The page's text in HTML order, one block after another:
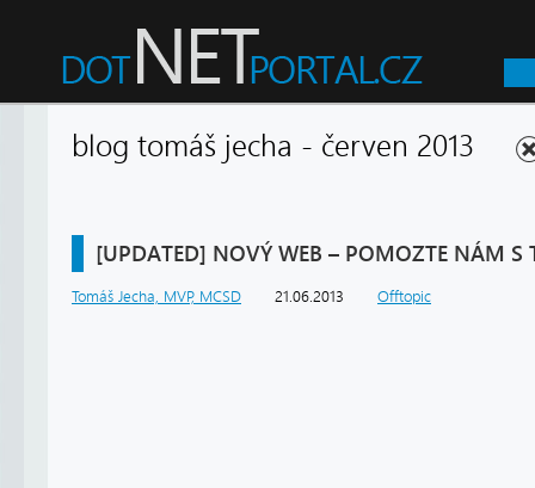
blog tomáš jecha - červen 2013
[UPDATED] NOVÝ WEB – POMOZTE NÁM S
Tomáš Jecha, MVP, MCSD 21.06.2013 Offtopic